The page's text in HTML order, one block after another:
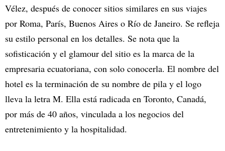
Vélez, después de conocer sitios similares en sus viajes
por Roma, París, Buenos Aires o Río de Janeiro. Se refleja
su estilo personal en los detalles. Se nota que la
sofisticación y el glamour del sitio es la marca de la
empresaria ecuatoriana, con solo conocerla. El nombre del
hotel es la terminación de su nombre de pila y el logo
lleva la letra M. Ella está radicada en Toronto, Canadá,
por más de 40 años, vinculada a los negocios del
entretenimiento y la hospitalidad.